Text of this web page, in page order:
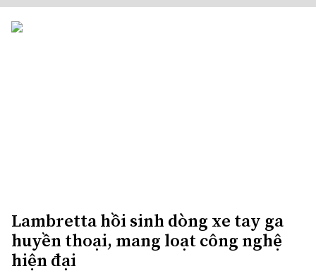
Lambretta hồi sinh dòng xe tay ga
huyền thoại, mang loạt công nghệ
hiện đại